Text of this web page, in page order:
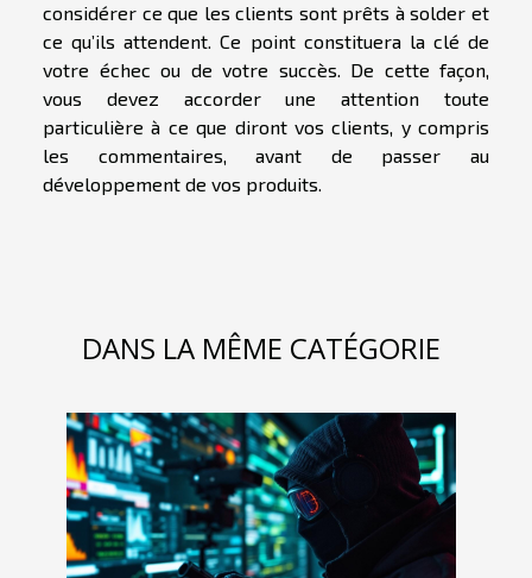
considérer ce que les clients sont prêts à solder et
ce qu’ils attendent. Ce point constituera la clé de
votre échec ou de votre succès. De cette façon,
vous devez accorder une attention toute
particulière à ce que diront vos clients, y compris
les commentaires, avant de passer au
développement de vos produits.
DANS LA MÊME CATÉGORIE